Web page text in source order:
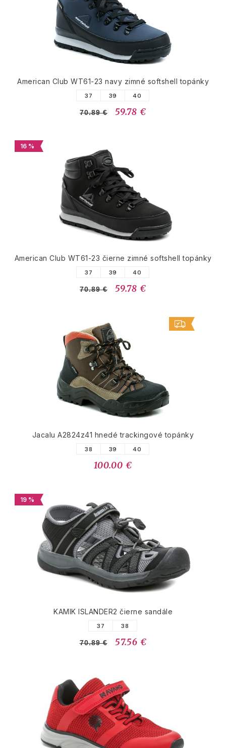
American Club WT61-23 navy zimné softshell topánky
37 39 40
70.89 € 59.78 €
16 %
American Club WT61-23 čierne zimné softshell topánky
37 39 40
70.89 € 59.78 €
Jacalu A2824z41 hnedé trackingové topánky
38 39 40
100.00 €
19 %
KAMIK ISLANDER2 čierne sandále
37 38
70.89 € 57.56 €